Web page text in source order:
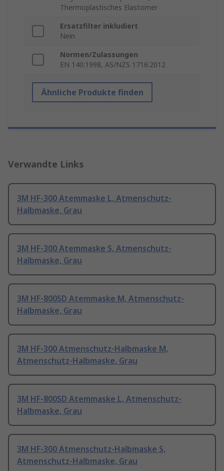
Thermoplastisches Elastomer
Ersatzfilter inkludiert
Nein
Normen/Zulassungen
EN 140:1998, AS/NZS 1716:2012
Ähnliche Produkte finden
Verwandte Links
3M HF-300 Atemmaske L, Atmenschutz-
Halbmaske, Grau
3M HF-300 Atemmaske S, Atmenschutz-
Halbmaske, Grau
3M HF-800SD Atemmaske M, Atmenschutz-
Halbmaske, Grau
3M HF-300 Atmenschutz-Halbmaske M,
Atmenschutz-Halbmaske, Grau
3M HF-800SD Atemmaske L, Atmenschutz-
Halbmaske, Grau
3M HF-300 Atmenschutz-Halbmaske S,
Atmenschutz-Halbmaske, Grau